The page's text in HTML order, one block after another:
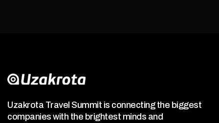
Uzakrota Travel Summit is connecting the biggest
companies with the brightest minds and